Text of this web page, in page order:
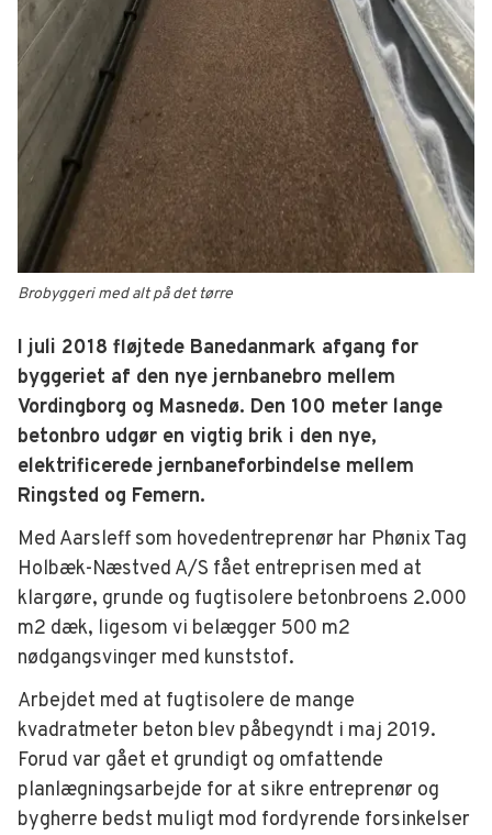
Brobyggeri med alt på det tørre
I juli 2018 fløjtede Banedanmark afgang for
byggeriet af den nye jernbanebro mellem
Vordingborg og Masnedø. Den 100 meter lange
betonbro udgør en vigtig brik i den nye,
elektrificerede jernbaneforbindelse mellem
Ringsted og Femern.
Med Aarsleff som hovedentreprenør har Phønix Tag
Holbæk-Næstved A/S fået entreprisen med at
klargøre, grunde og fugtisolere betonbroens 2.000
m2 dæk, ligesom vi belægger 500 m2
nødgangsvinger med kunststof.
Arbejdet med at fugtisolere de mange
kvadratmeter beton blev påbegyndt i maj 2019.
Forud var gået et grundigt og omfattende
planlægningsarbejde for at sikre entreprenør og
bygherre bedst muligt mod fordyrende forsinkelser